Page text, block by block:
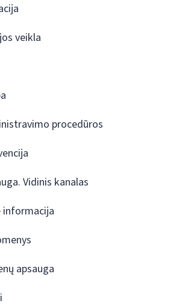
veikla
procedūros
Vidinis kanalas
informacija
apsauga